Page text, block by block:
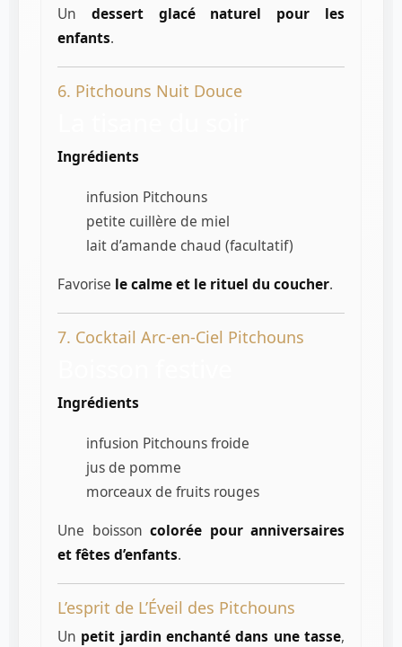
Un dessert glacé naturel pour les
enfants.
6. Pitchouns Nuit Douce
Ingrédients
infusion Pitchouns
petite cuillère de miel
lait d’amande chaud (facultatif)
Favorise le calme et le rituel du coucher.
7. Cocktail Arc-en-Ciel Pitchouns
Ingrédients
infusion Pitchouns froide
jus de pomme
morceaux de fruits rouges
Une boisson colorée pour anniversaires
et fêtes d’enfants.
L’esprit de L’Éveil des Pitchouns
Un petit jardin enchanté dans une tasse,